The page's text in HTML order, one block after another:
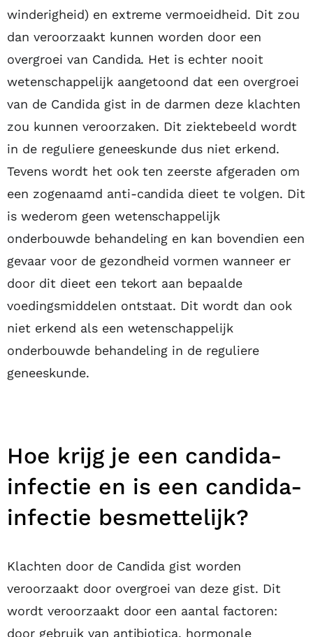
winderigheid) en extreme vermoeidheid. Dit zou
dan veroorzaakt kunnen worden door een
overgroei van Candida. Het is echter nooit
wetenschappelijk aangetoond dat een overgroei
van de Candida gist in de darmen deze klachten
zou kunnen veroorzaken. Dit ziektebeeld wordt
in de reguliere geneeskunde dus niet erkend.
Tevens wordt het ook ten zeerste afgeraden om
een zogenaamd anti-candida dieet te volgen. Dit
is wederom geen wetenschappelijk
onderbouwde behandeling en kan bovendien een
gevaar voor de gezondheid vormen wanneer er
door dit dieet een tekort aan bepaalde
voedingsmiddelen ontstaat. Dit wordt dan ook
niet erkend als een wetenschappelijk
onderbouwde behandeling in de reguliere
geneeskunde.
Hoe krijg je een candida-
infectie en is een candida-
infectie besmettelijk?
Klachten door de Candida gist worden
veroorzaakt door overgroei van deze gist. Dit
wordt veroorzaakt door een aantal factoren:
door gebruik van antibiotica, hormonale